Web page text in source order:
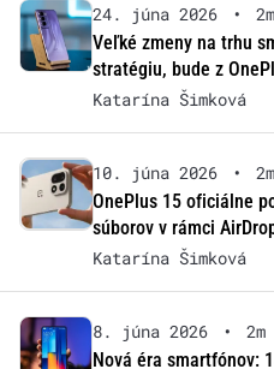
24. júna 2026 •
2m
Veľké zmeny na trhu
stratégiu, bude z
Katarína Šimková
10. júna 2026 •
2m
OnePlus 15 oficiálne
súborov v rámci
Katarína Šimková
8. júna 2026 •
2m
Nová éra smartfónov: